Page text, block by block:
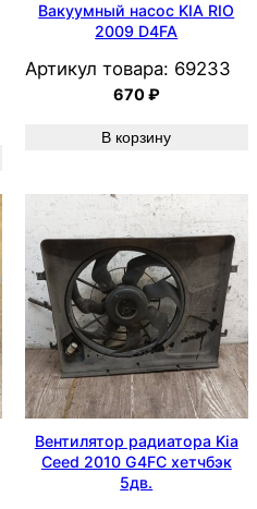
Вакуумный насос KIA RIO
2009 D4FA
Артикул товара: 69233
670₽
В корзину
Вентилятор радиатора Kia
Ceed 2010 G4FC хетчбэк
5дв.